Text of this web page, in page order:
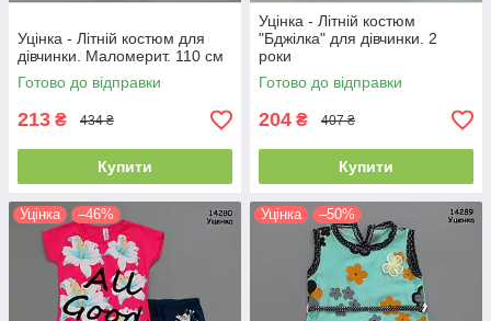
Уцінка - Літній костюм для
дівчинки. Маломерит. 110 см
Готово до відправки
213 ₴ 434 ₴
Купити
Уцінка - Літній костюм
"Бджілка" для дівчинки. 2
роки
Готово до відправки
204 ₴ 407 ₴
Купити
Уцінка –46% Уцінка –50%